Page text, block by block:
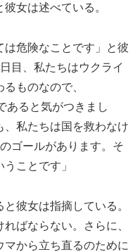
女は述べている。
は危険なことです」と彼
目、私たちはウクライ
ものなので、
あると気がつきまし
、私たちは国を救わなけ
ゴールがあります。そ
ことです」
彼女は指摘している。
ばならない。さらに、
から立ち直るのために